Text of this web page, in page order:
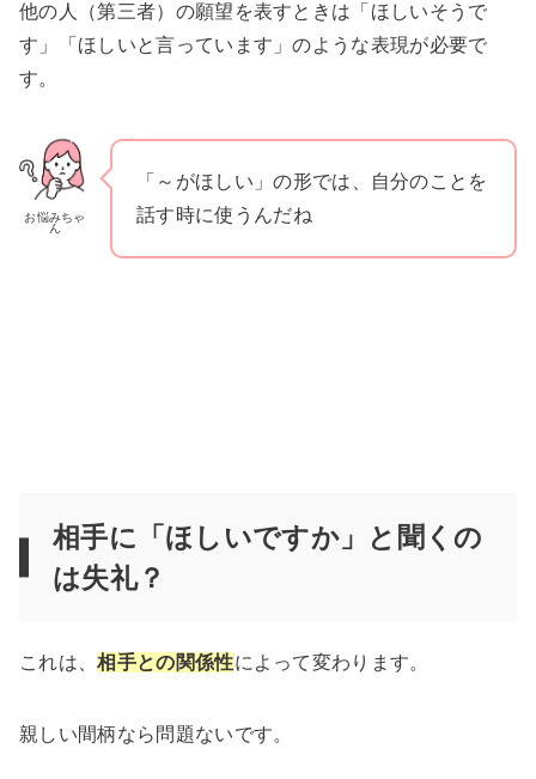
他の人（第三者）の願望を表すときは「ほしいそうで
す」「ほしいと言っています」のような表現が必要で
す。
お悩みちゃ
ん
「～がほしい」の形では、自分のことを
話す時に使うんだね
相手に「ほしいですか」と聞くの
は失礼？
これは、相手との関係性によって変わります。
親しい間柄なら問題ないです。